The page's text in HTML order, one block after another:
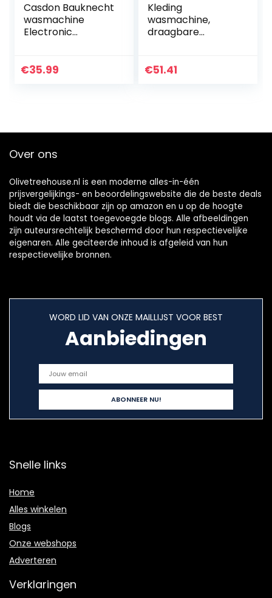
Casdon Bauknecht
wasmachine
Electronic
€35.99
Kleding
wasmachine,
draagbare
thuis
€51.41
Over ons
Olivetreehouse.nl is een moderne alles-in-één
prijsvergelijkings- en beoordelingswebsite die de beste deals
biedt die beschikbaar zijn op amazon en u op de hoogte
houdt via de laatst toegevoegde blogs. Alle afbeeldingen
zijn auteursrechtelijk beschermd door hun respectievelijke
eigenaren. Alle geciteerde inhoud is afgeleid van hun
respectievelijke bronnen.
WORD LID VAN ONZE MAILLIJST VOOR BEST
Aanbiedingen
Snelle links
Home
Alles winkelen
Blogs
Onze webshops
Adverteren
Verklaringen